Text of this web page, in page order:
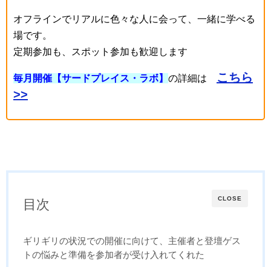
オフラインでリアルに色々な人に会って、一緒に学べる
場です。
定期参加も、スポット参加も歓迎します
毎月開催【サードプレイス・ラボ】 の詳細は
こちら
>>
CLOSE
目次
ギリギリの状況での開催に向けて、主催者と登壇ゲス
トの悩みと準備を参加者が受け入れてくれた